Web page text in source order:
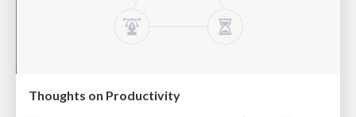
Thoughts on Productivity